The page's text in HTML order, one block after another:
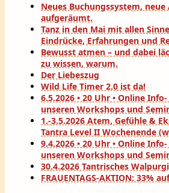
Neues Buchungssystem,
aufgeräumt.
Tanz in den Mai mit allen
Eindrücke, Erfahrungen und
Bewusst atmen – und dabei
zu wissen, warum.
Der Liebeszug
Wild Life Timer 2.0 ist da!
6.5.2026 • 20 Uhr • Online
unseren Workshops und
1.-3.5.2026 Atem, Gefühle &
Tantra Level II Wochenende
9.4.2026 • 20 Uhr • Online
unseren Workshops und
30.4.2026 Tantrisches
FRAUENTAGS-AKTION: 33%